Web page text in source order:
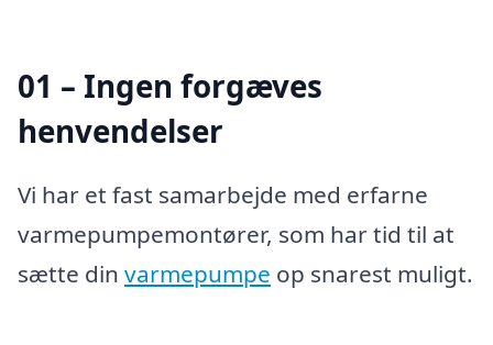
01 – Ingen forgæves
henvendelser
Vi har et fast samarbejde med erfarne
varmepumpemontører, som har tid til at
sætte din varmepumpe op snarest muligt.